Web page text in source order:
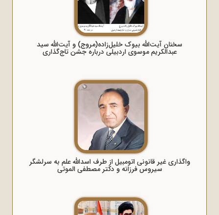
سخنان آیت‌الله بیوک خلیل‌زاده(مروج) و آیت‌الله سید
عبدالکریم موسوی اردبیلی درباره جشن تاج‌گذاری
واگذاری غیر قانونی اتومبیل از طرف اسدالله علم به سرلشگر
سیروس فرزانه و دکتر مصطفی الموتی